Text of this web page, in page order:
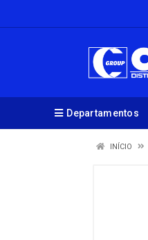
Departamentos
INÍCIO